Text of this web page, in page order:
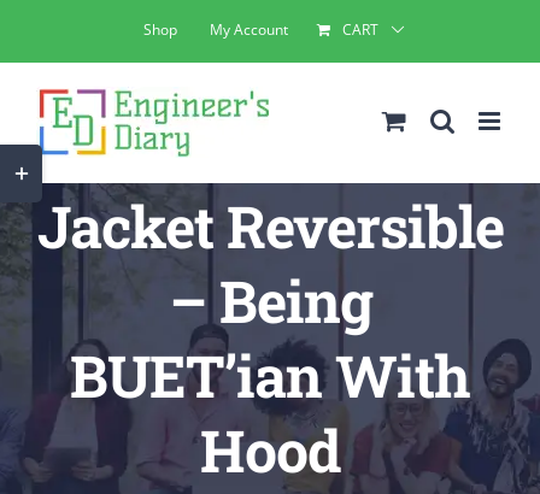
to
content
Shop My Account CART
Jacket Reversible
– Being
BUET’ian With
Hood
Toggle
Sliding
Bar
Area